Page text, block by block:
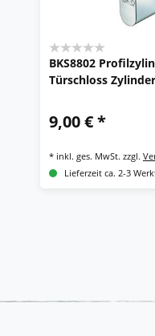
BKS8802
Türschloss
9,00 € *
* inkl. ges. MwSt. zzgl.
Lieferzeit ca. 2-3